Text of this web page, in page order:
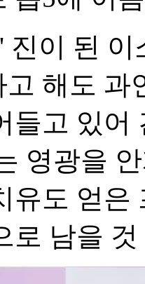
진이 된
해도 과
들고 있
영광을
유도 얻
로 남을